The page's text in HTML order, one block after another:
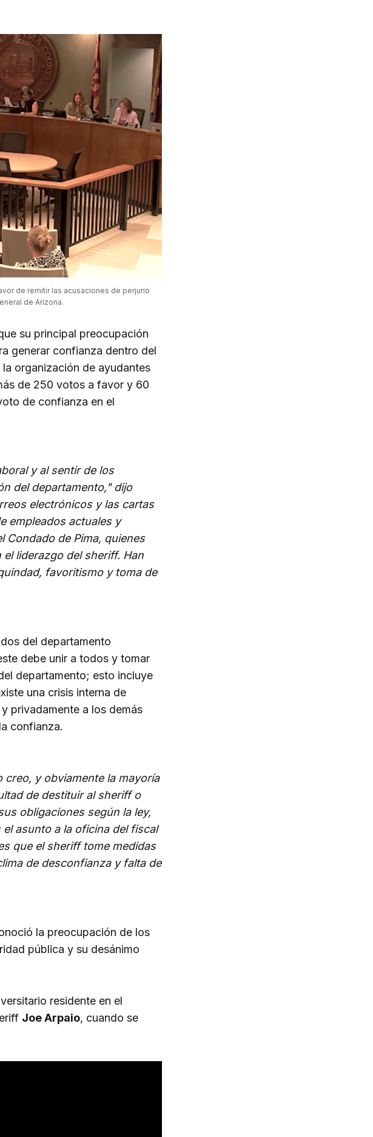
de remitir las acusaciones de perjurio
de Arizona.
su principal preocupación
generar confianza dentro del
organización de ayudantes
de 250 votos a favor y 60
de confianza en el
y al sentir de los
del departamento," dijo
electrónicos y las cartas
empleados actuales y
Condado de Pima, quienes
liderazgo del sheriff. Han
favoritismo y toma de
del departamento
debe unir a todos y tomar
departamento; esto incluye
una crisis interna de
privadamente a los demás
confianza.
creo, y obviamente la mayoría
de destituir al sheriff o
obligaciones según la ley,
asunto a la oficina del fiscal
que el sheriff tome medidas
de desconfianza y falta de
la preocupación de los
pública y su desánimo
residente en el
Joe Arpaio, cuando se